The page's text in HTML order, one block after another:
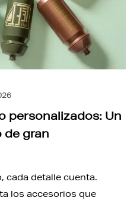
personalizados: Un
de gran
cada detalle cuenta.
los accesorios que